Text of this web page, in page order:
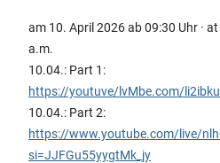
am 10. April 2026 ab 09:30 Uhr ·
a.m.
10.04.: Part 1:
https://youtuve/lvMbe.com/li
10.04.: Part 2:
https://www.youtube.com/live/
si=JJFGu55yygtMk_jy